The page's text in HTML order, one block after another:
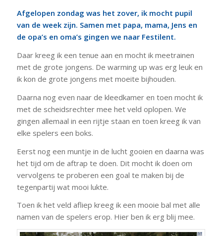
Afgelopen zondag was het zover, ik mocht pupil
van de week zijn. Samen met papa, mama, Jens en
de opa’s en oma’s gingen we naar Festilent.
Daar kreeg ik een tenue aan en mocht ik meetrainen
met de grote jongens. De warming up was erg leuk en
ik kon de grote jongens met moeite bijhouden.
Daarna nog even naar de kleedkamer en toen mocht ik
met de scheidsrechter mee het veld oplopen. We
gingen allemaal in een rijtje staan en toen kreeg ik van
elke spelers een boks.
Eerst nog een muntje in de lucht gooien en daarna was
het tijd om de aftrap te doen. Dit mocht ik doen om
vervolgens te proberen een goal te maken bij de
tegenpartij wat mooi lukte.
Toen ik het veld afliep kreeg ik een mooie bal met alle
namen van de spelers erop. Hier ben ik erg blij mee.